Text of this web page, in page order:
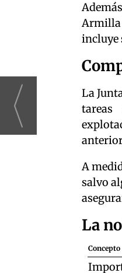
Armilla
incluye
La
tareas
A
salvo
La
Concepto